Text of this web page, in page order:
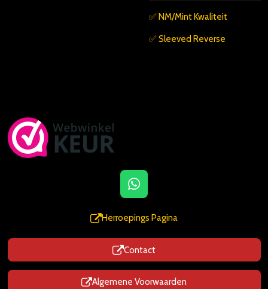
✅️ NM/Mint Kwaliteit
✅️ Sleeved Reverse
W
h
a
s
A
p
p
Herroepings Pagina
Contact
Algemene Voorwaarden